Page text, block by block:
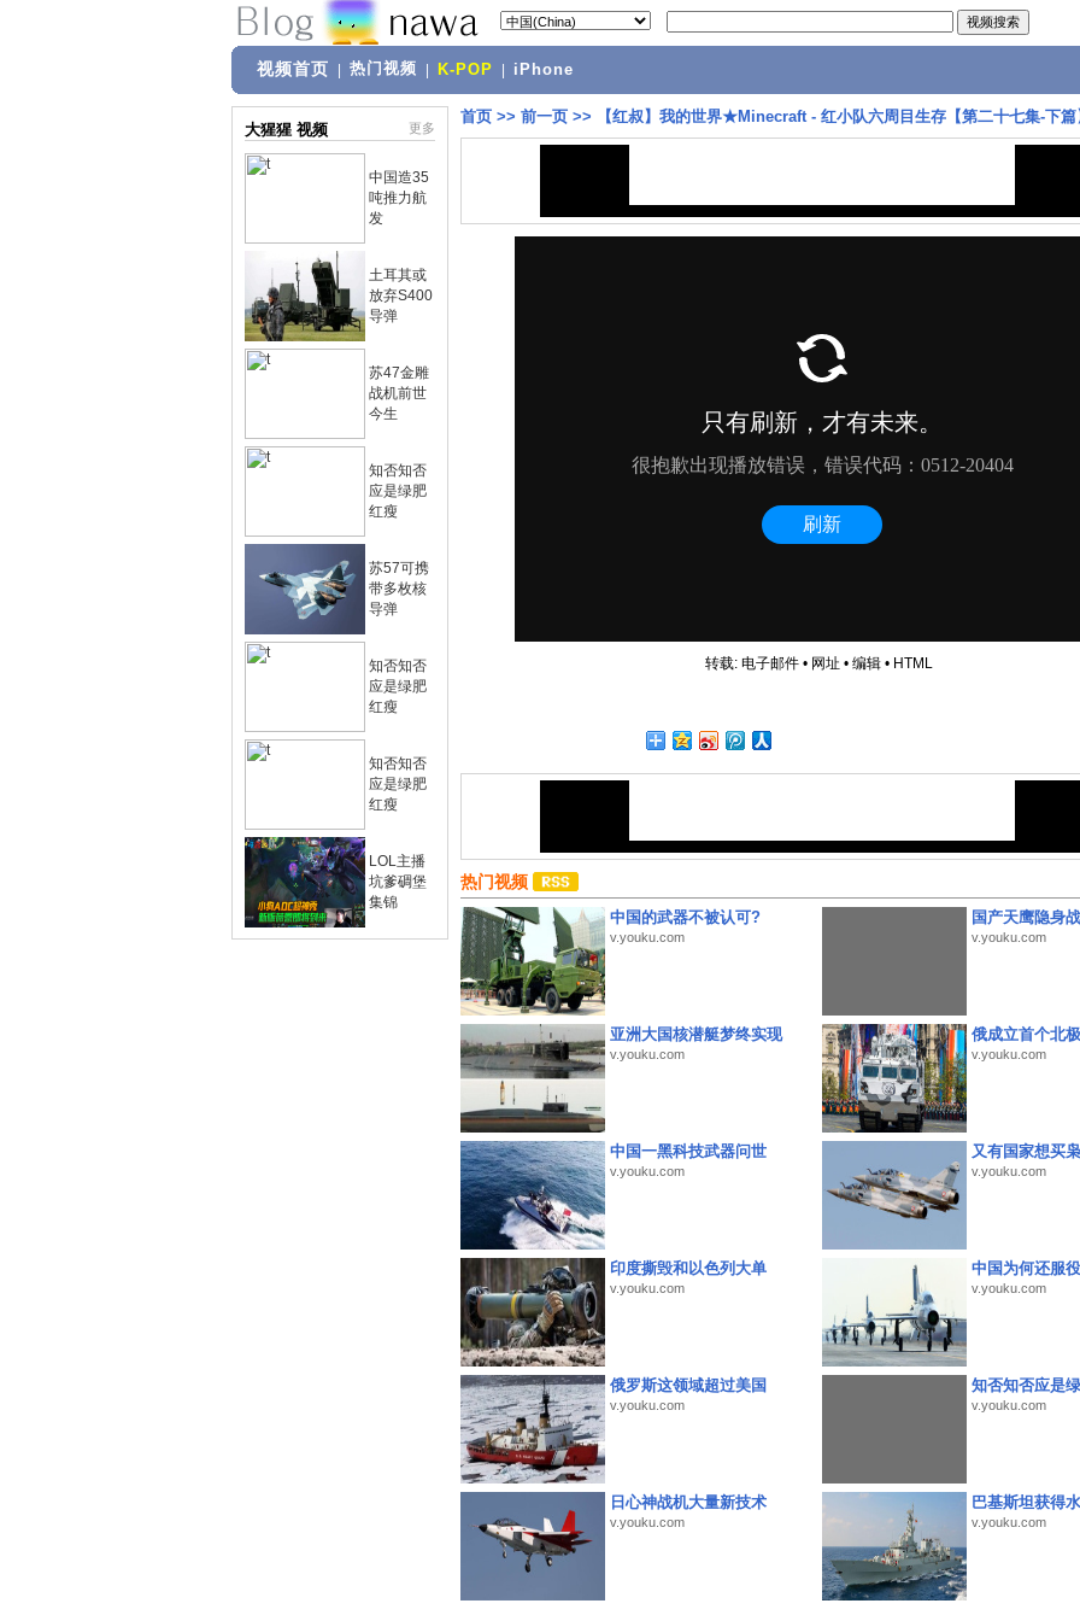
视频首页 热门视频 K-POP iPhone
大猩猩 视频 更多
中国造35
吨推力航
发
土耳其或
放弃S400
导弹
苏47金雕
战机前世
今生
知否知否
应是绿肥
红瘦
苏57可携
带多枚核
导弹
知否知否
应是绿肥
红瘦
知否知否
应是绿肥
红瘦
LOL主播
坑爹碉堡
集锦
首页 >> 前一页 >> 【红叔】我的世界★Minecraft - 红小队六周目生存【第二十七集-下篇
转载: 电子邮件• 网址 • 编辑• HTML
热门视频
中国的武器不被认可?
v.youku.com
国产天鹰隐身
v.youku.com
亚洲大国核潜艇梦终实现
v.youku.com
俄成立首个北
v.youku.com
中国一黑科技武器问世
v.youku.com
又有国家想买
v.youku.com
印度撕毁和以色列大单
v.youku.com
中国为何还服
v.youku.com
俄罗斯这领域超过美国
v.youku.com
知否知否应是
v.youku.com
日心神战机大量新技术
v.youku.com
巴基斯坦获得
v.youku.com